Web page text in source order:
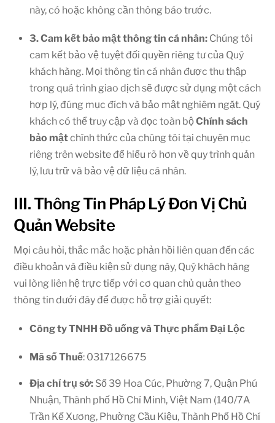
này, có hoặc không cần thông báo trước.
3. Cam kết bảo mật thông tin cá nhân: Chúng tôi
cam kết bảo vệ tuyệt đối quyền riêng tư của Quý
khách hàng. Mọi thông tin cá nhân được thu thập
trong quá trình giao dịch sẽ được sử dụng một cách
hợp lý, đúng mục đích và bảo mật nghiêm ngặt. Quý
khách có thể truy cập và đọc toàn bộChính sách
bảo mậtchính thức của chúng tôi tại chuyên mục
riêng trên website để hiểu rõ hơn về quy trình quản
lý, lưu trữ và bảo vệ dữ liệu cá nhân.
III. Thông Tin Pháp Lý Đơn Vị Chủ
Quản Website
Mọi câu hỏi, thắc mắc hoặc phản hồi liên quan đến các
điều khoản và điều kiện sử dụng này, Quý khách hàng
vui lòng liên hệ trực tiếp với cơ quan chủ quản theo
thông tin dưới đây để được hỗ trợ giải quyết:
Công ty TNHH Đồ uống và Thực phẩm Đại Lộc
Mã số Thuế: 0317126675
Địa chỉ trụ sở: Số 39 Hoa Cúc, Phường 7, Quận Phú
Nhuận, Thành phố Hồ Chí Minh, Việt Nam (140/7A
Trần Kế Xương, Phường Cầu Kiệu, Thành Phố Hồ Chí